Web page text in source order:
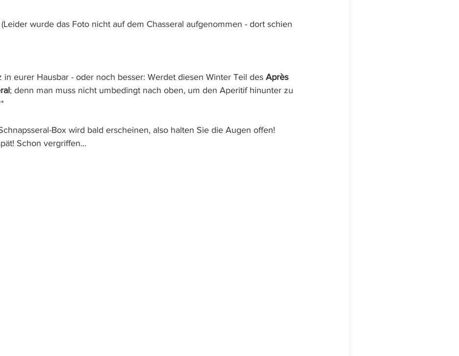
wurde das Foto nicht auf dem Chasseral aufgenommen - dort schien
in eurer Hausbar - oder noch besser: Werdet diesen Winter Teil des Après
; denn man muss nicht umbedingt nach oben, um den Aperitif hinunter zu
Box wird bald erscheinen, also halten Sie die Augen offen!
Schon vergriffen…